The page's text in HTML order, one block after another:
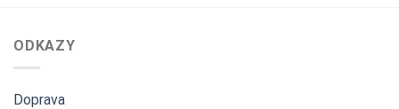
ODKAZY
Doprava